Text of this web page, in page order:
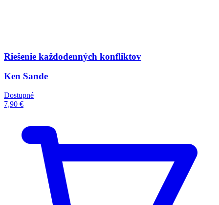
Riešenie každodenných konfliktov
Ken Sande
Dostupné
7,90 €